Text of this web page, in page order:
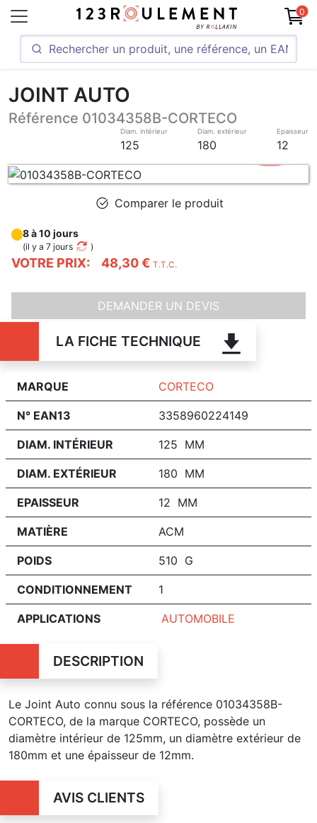
0
JOINT AUTO
Référence 01034358B-CORTECO
Diam. intérieur
125
Diam. extérieur
180
Epaisseur
12
Comparer le produit
VOTRE PRIX: 48,30 € T.T.C.
8 à 10 jours
(il y a 7 jours )
DEMANDER UN DEVIS
LA FICHE TECHNIQUE
MARQUE CORTECO
N° EAN13 3358960224149
DIAM. INTÉRIEUR 125 MM
DIAM. EXTÉRIEUR 180 MM
EPAISSEUR 12 MM
MATIÈRE ACM
POIDS 510 G
CONDITIONNEMENT 1
APPLICATIONS AUTOMOBILE
DESCRIPTION
Le Joint Auto connu sous la référence 01034358B-
CORTECO, de la marque CORTECO, possède un
diamètre intérieur de 125mm, un diamètre extérieur de
180mm et une épaisseur de 12mm.
AVIS CLIENTS